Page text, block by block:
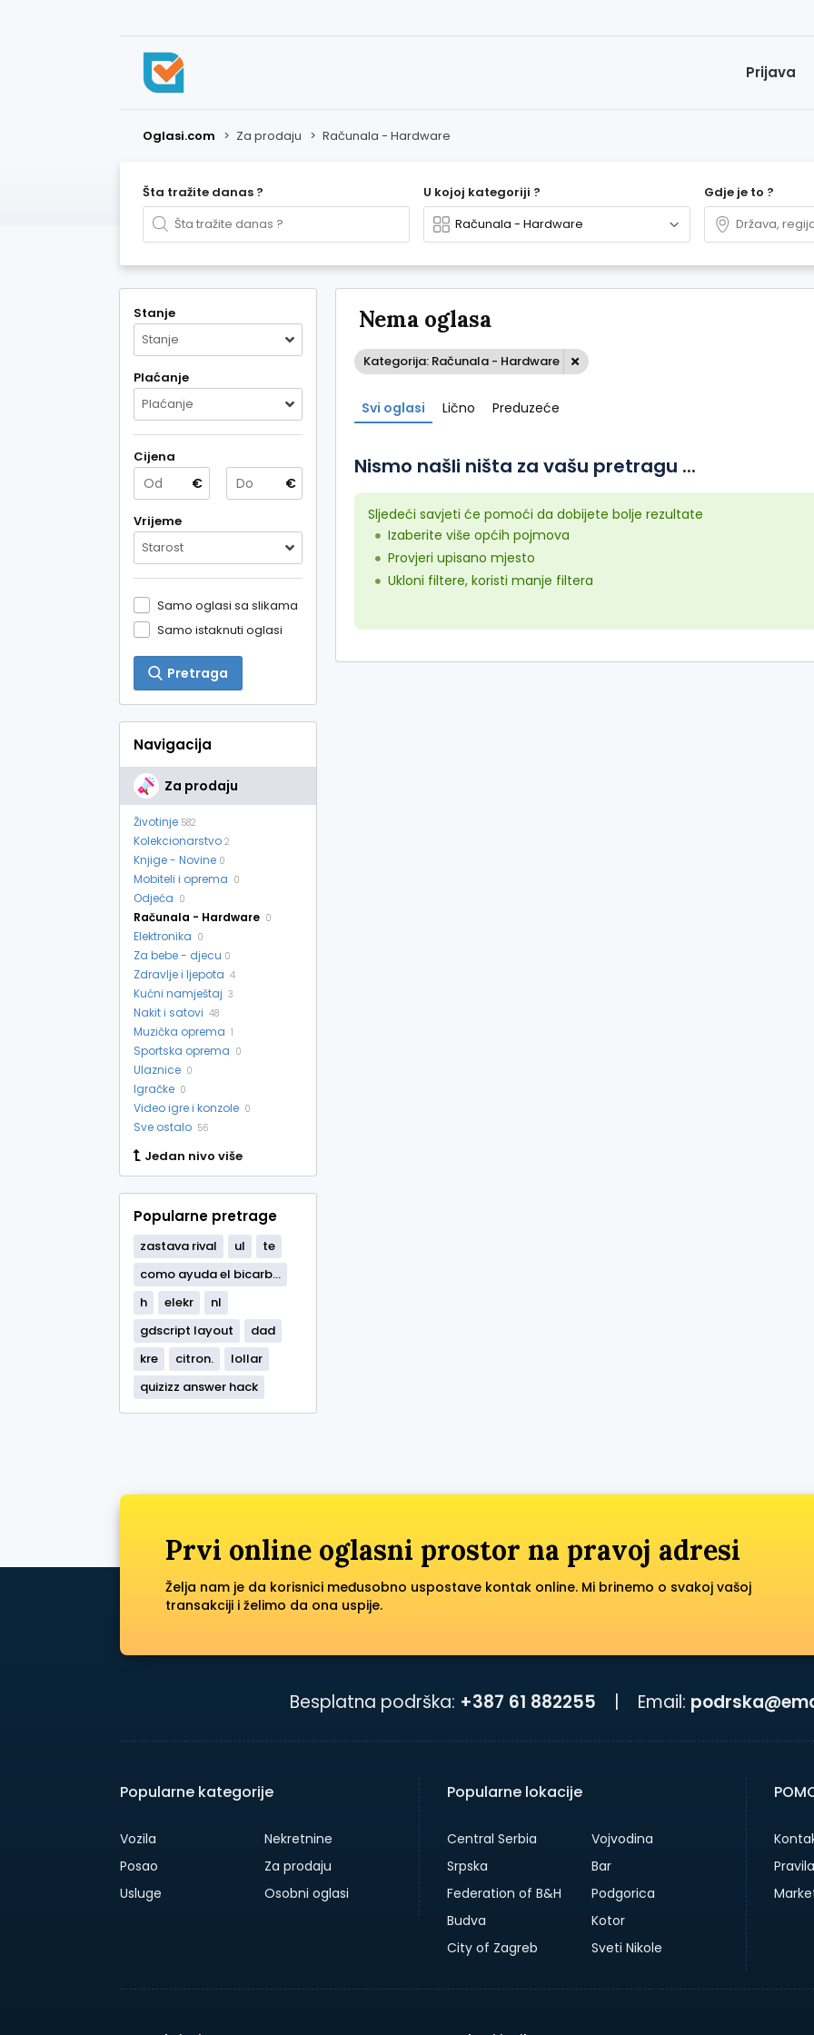
Prijava
Oglasi.com > Za prodaju > Računala - Hardware
Šta tražite danas ? U kojoj kategoriji ? Gdje je to ?
Stanje
Stanje
Plaćanje
Plaćanje
Cijena
€ €
Vrijeme
Starost
Samo oglasi sa slikama
Samo istaknuti oglasi
Pretraga
Navigacija
Za prodaju
Životinje 582
Kolekcionarstvo 2
Knjige - Novine 0
Mobiteli i oprema 0
Odjeća 0
Računala - Hardware 0
Elektronika 0
Za bebe - djecu 0
Zdravlje i ljepota 4
Kućni namještaj 3
Nakit i satovi 48
Muzička oprema 1
Sportska oprema 0
Ulaznice 0
Igračke 0
Video igre i konzole 0
Sve ostalo 56
Jedan nivo više
Popularne pretrage
zastava rival ul
te
como ayuda el bicarb...
h
elekr
nl
gdscript layout
dad
kre
citron.
lollar
quizizz answer hack
Nema oglasa
Kategorija: Računala - Hardware
Svi oglasi Lično Preduzeće
Nismo našli ništa za vašu pretragu ...
Sljedeći savjeti će pomoći da dobijete bolje rezultate
Izaberite više općih pojmova
Provjeri upisano mjesto
Ukloni filtere, koristi manje filtera
Prvi online oglasni prostor na pravoj adresi
Želja nam je da korisnici međusobno uspostave kontak online. Mi brinemo o svakoj vašoj
transakciji i želimo da ona uspije.
Besplatna podrška: +387 61 882255 Email:
Popularne kategorije
Vozila
Nekretnine
Posao
Za prodaju
Usluge
Osobni oglasi
Popularne lokacije
Central Serbia
Vojvodina
Srpska
Bar
Federation of B&H
Podgorica
Budva
Kotor
City of Zagreb
Sveti Nikole
Pravila